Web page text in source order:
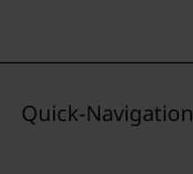
Quick-Navigation